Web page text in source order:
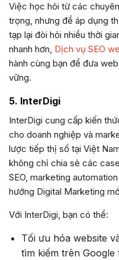
Việc học hỏi từ các
trọng, nhưng để áp dụng
tạp lại đòi hỏi nhiều thời
nhanh hơn, Dịch vụ SEO
hành cùng bạn để đưa
vững.
5. InterDigi
InterDigi cung cấp kiến
cho doanh nghiệp và
lược tiếp thị số tại Việt
không chỉ chia sẻ các
SEO, marketing
hướng Digital Marketing
Với InterDigi, bạn có thể:
Tối ưu hóa website
tìm kiếm trên